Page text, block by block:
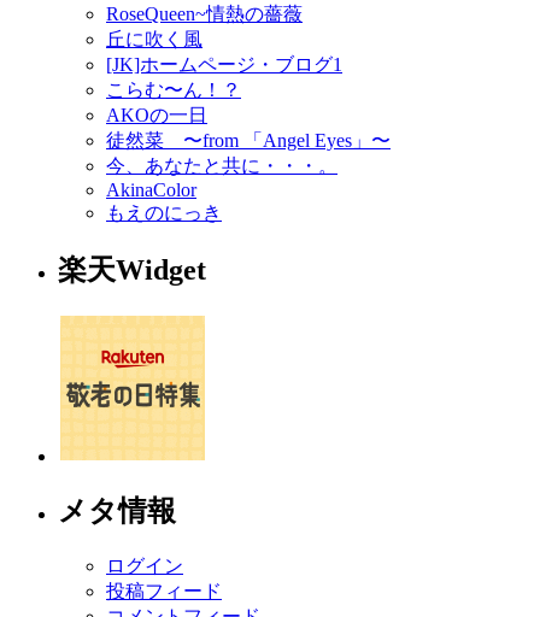
RoseQueen~情熱の薔薇
丘に吹く風
[JK]ホームページ・ブログ1
こらむ〜ん！？
AKOの一日
徒然菜 〜from 「Angel Eyes」〜
今、あなたと共に・・・。
AkinaColor
もえのにっき
楽天Widget
メタ情報
ログイン
投稿フィード